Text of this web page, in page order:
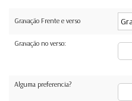
Gravação Frente e verso
Gravação no verso:
Alguma preferencia?